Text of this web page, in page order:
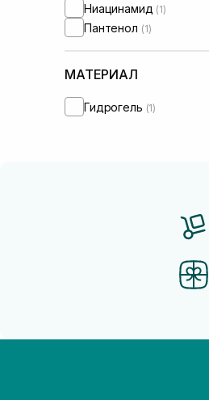
Ниацинамид (1)
Пантенол (1)
МАТЕРИАЛ
Гидрогель (1)